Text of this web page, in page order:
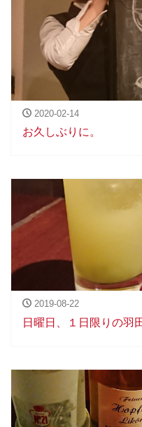
2020-02-14
お久しぶりに。
2019-08-22
日曜日、１日限りの羽